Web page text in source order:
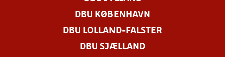
DBU KØBENHAVN
DBU LOLLAND-FALSTER
DBU SJÆLLAND